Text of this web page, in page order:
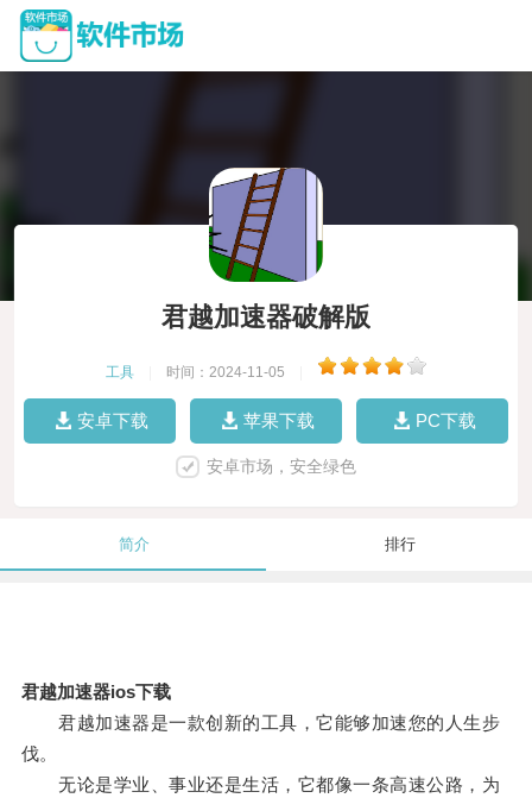
君越加速器破解版
工具 时间：2024-11-05
安卓下载 苹果下载 PC下载
安卓市场，安全绿色
简介 排行
君越加速器ios下载
君越加速器是一款创新的工具，它能够加速您的人生步
伐。
无论是学业、事业还是生活，它都像一条高速公路，为